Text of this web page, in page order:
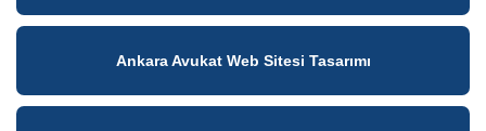
Ankara Avukat Web Sitesi Tasarımı